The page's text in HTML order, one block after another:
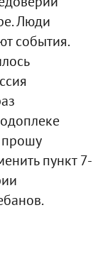
Люди
события.
прошу
пункт 7-